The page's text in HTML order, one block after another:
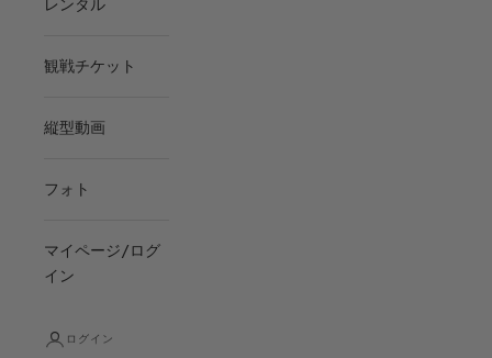
レンタル
観戦チケット
縦型動画
フォト
マイページ/ログ
イン
ログイン